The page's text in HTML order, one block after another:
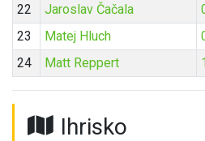
22
Jaroslav Čačala
23
Matej Hluch
24
Matt Reppert
Ihrisko